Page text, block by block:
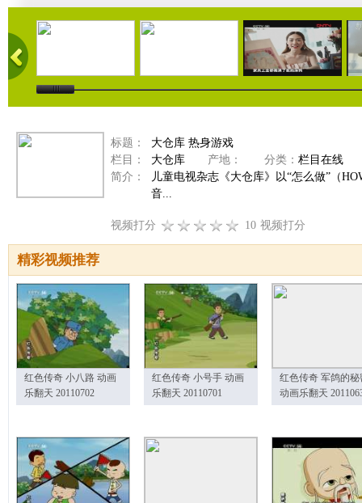
01:34 11:58 14:38
标题：
大仓库 热身游戏
栏目：
大仓库 产地： 分类： 栏目在线
简介：
儿童电视杂志《大仓库》以“怎么做”（
音...
视频打分 10 视频打分
精彩视频推荐
红色传奇 小八路 动画
乐翻天 20110702
红色传奇 小号手 动画
乐翻天 20110701
红色传奇 军鸽的秘
动画乐翻天